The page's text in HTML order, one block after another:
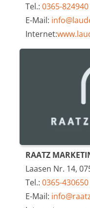
Tel.:0365-824940
E-Mail:
Internet:
RAATZ
Laasen Nr. 14,
Tel.:0365-430650
E-Mail: